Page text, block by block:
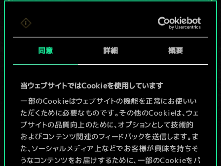
同意 詳細 概要
当ウェブサイトではCookieを使用しています
一部のCookieはウェブサイトの機能を正常にお使いい
ただくために必要なものです。その他のCookieは、ウェ
ブサイトの品質向上のために、オプションとして技術的
およびコンテンツ関連のフィードバックを送信します。ま
た、ソーシャルメディア上などでお客様が興味を持ちそ
うなコンテンツをお届けするために、一部のCookieをパ
現在はまだこれし
か共有デッキがあ
りませんが、
続々追加中！
デッキ名入力＆ガイドを作成
デッキを編集